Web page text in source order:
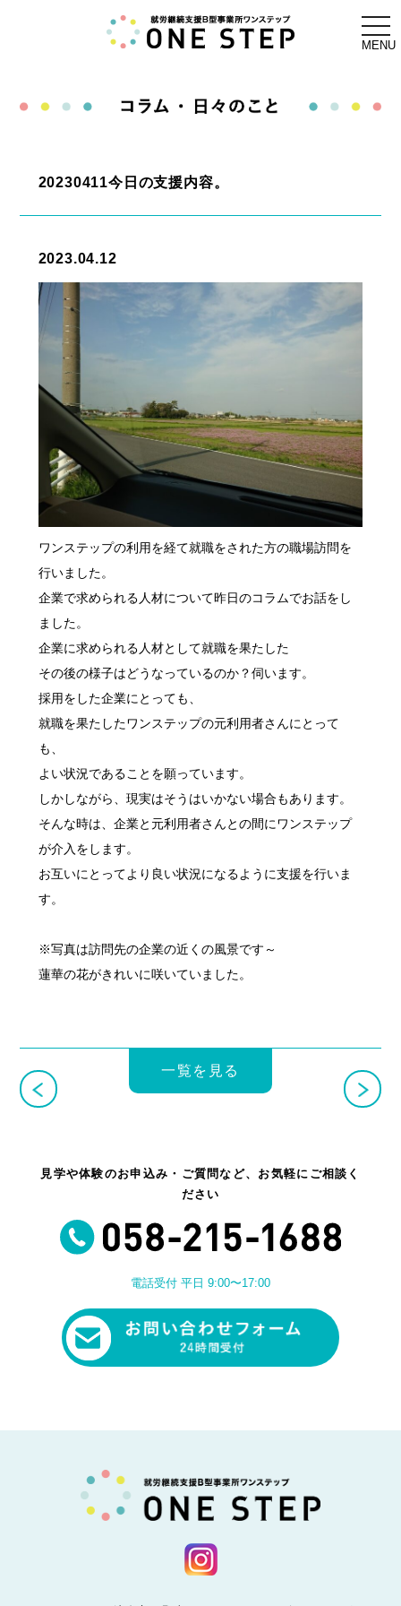
MENU
20230411今日の支援内容。
2023.04.12
ワンステップの利用を経て就職をされた方の職場訪問を
行いました。
企業で求められる人材について昨日のコラムでお話をし
ました。
企業に求められる人材として就職を果たした
その後の様子はどうなっているのか？伺います。
採用をした企業にとっても、
就職を果たしたワンステップの元利用者さんにとって
も、
よい状況であることを願っています。
しかしながら、現実はそうはいかない場合もあります。
そんな時は、企業と元利用者さんとの間にワンステップ
が介入をします。
お互いにとってより良い状況になるように支援を行いま
す。
※写真は訪問先の企業の近くの風景です～
蓮華の花がきれいに咲いていました。
一覧を見る
見学や体験のお申込み・ご質問など、お気軽にご相談く
ださい
電話受付 平日 9:00〜17:00